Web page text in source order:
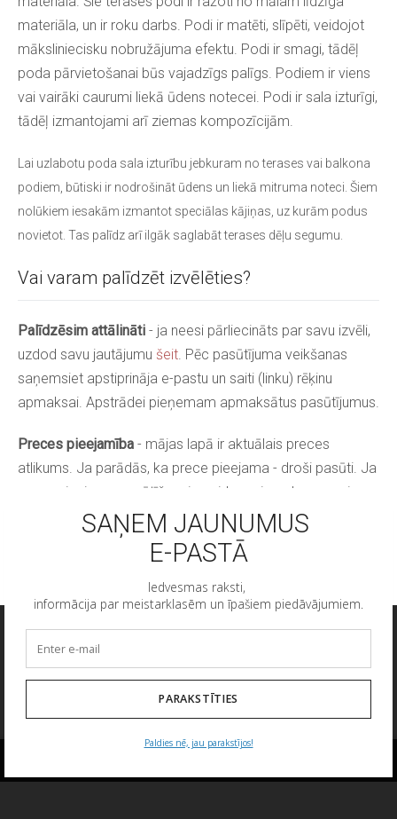
Vai varam palīdzēt izvēlēties?
Palīdzēsim attālināti - ja neesi pārliecināts par savu izvēli,
uzdod savu jautājumu šeit. Pēc pasūtījuma veikšanas
saņemsiet apstiprināja e-pastu un saiti (linku) rēķinu
apmaksai. Apstrādei pieņemam apmaksātus pasūtījumus.
Preces pieejamība - mājas lapā ir aktuālais preces
atlikums. Ja parādās, ka prece pieejama - droši pasūti. Ja
prece pieejama pasūtīšanai - gaidam pievedumu pavisam
drīz, droši pasūti un rezervē sev!
materiāla, un ir roku darbs. Podi ir matēti, slīpēti, veidojot
māksliniecisku nobružājuma efektu. Podi ir smagi, tādēļ
poda pārvietošanai būs vajadzīgs palīgs. Podiem ir viens
vai vairāki caurumi liekā ūdens notecei. Podi ir sala izturīgi,
tādēļ izmantojami arī ziemas kompozīcijām.
Lai uzlabotu poda sala izturību jebkuram no terases vai balkona
podiem, būtiski ir nodrošināt ūdens un liekā mitruma noteci. Šiem
nolūkiem iesakām izmantot speciālas kājiņas, uz kurām podus
novietot. Tas palīdz arī ilgāk saglabāt terases dēļu segumu.
Mēs lietojam sīkfailus pakalpojuma
pakalpojuma uzlabošanai. Uzzināt vairāk
Pielāgot